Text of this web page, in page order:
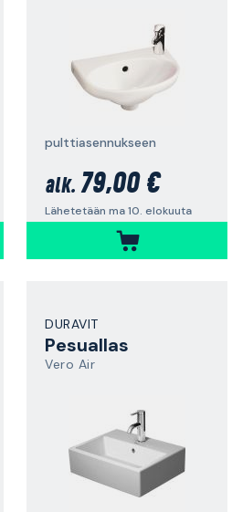
pulttiasennukseen
alk. 79,00 €
Lähetetään ma 10. elokuuta
DURAVIT
Pesuallas
Vero Air